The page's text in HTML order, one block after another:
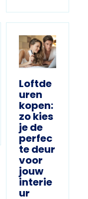
Loftde
uren
kopen:
zo kies
je de
perfec
te deur
voor
jouw
interie
ur